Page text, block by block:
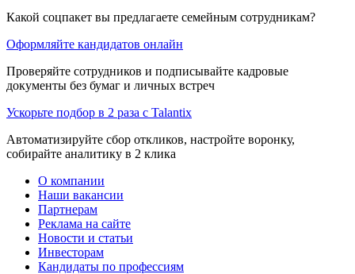
Какой соцпакет вы предлагаете семейным сотрудникам?
Оформляйте кандидатов онлайн
Проверяйте сотрудников и подписывайте кадровые
документы без бумаг и личных встреч
Ускорьте подбор в 2 раза с Talantix
Автоматизируйте сбор откликов, настройте воронку,
собирайте аналитику в 2 клика
О компании
Наши вакансии
Партнерам
Реклама на сайте
Новости и статьи
Инвесторам
Кандидаты по профессиям